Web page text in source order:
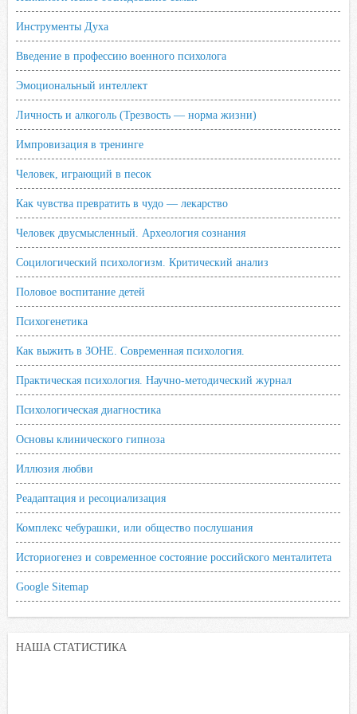
Инструменты Духа
Введение в профессию военного психолога
Эмоциональный интеллект
Личность и алкоголь (Трезвость — норма жизни)
Импровизация в тренинге
Человек, играющий в песок
Как чувства превратить в чудо — лекарство
Человек двусмысленный. Археология сознания
Социлогический психологизм. Критический анализ
Половое воспитание детей
Психогенетика
Как выжить в ЗОНЕ. Современная психология.
Практическая психология. Научно-методический журнал
Психологическая диагностика
Основы клинического гипноза
Иллюзия любви
Реадаптация и ресоциализация
Комплекс чебурашки, или общество послушания
Историогенез и современное состояние российского менталитета
Google Sitemap
НАША СТАТИСТИКА